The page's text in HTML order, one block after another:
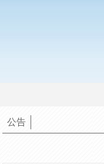
公告